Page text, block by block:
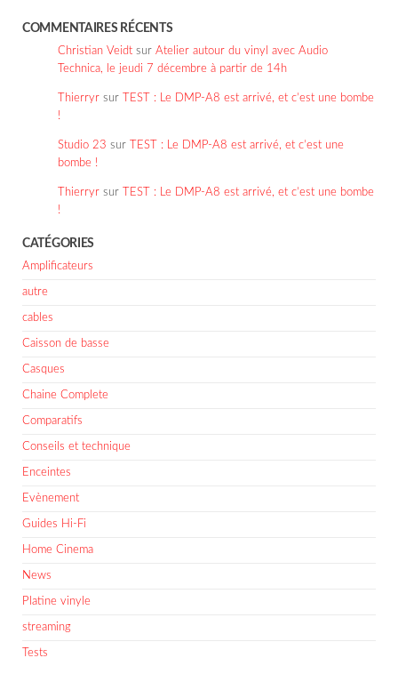
COMMENTAIRES RÉCENTS
Christian Veidt sur Atelier autour du vinyl avec Audio
Technica, le jeudi 7 décembre à partir de 14h
Thierryr sur
TEST : Le DMP-A8 est arrivé, et c’est une bombe
!
Studio 23 sur
TEST : Le DMP-A8 est arrivé, et c’est une
bombe !
Thierryr sur
TEST : Le DMP-A8 est arrivé, et c’est une bombe
!
CATÉGORIES
Amplificateurs
autre
cables
Caisson de basse
Casques
Chaine Complete
Comparatifs
Conseils et technique
Enceintes
Evènement
Guides Hi-Fi
Home Cinema
News
Platine vinyle
streaming
Tests